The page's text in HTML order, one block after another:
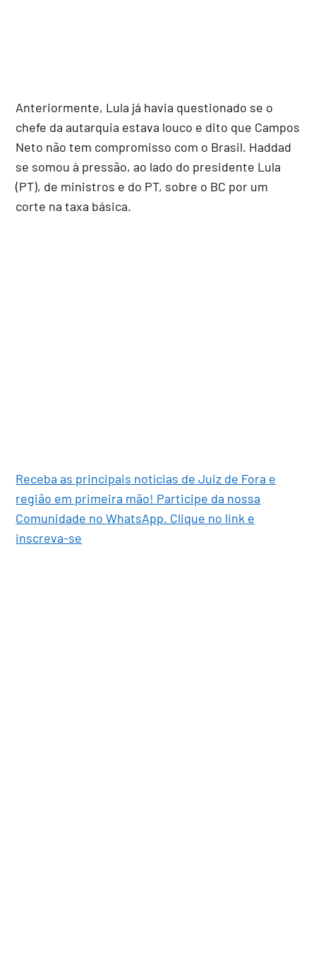
Anteriormente, Lula já havia questionado se o
chefe da autarquia estava louco e dito que Campos
Neto não tem compromisso com o Brasil. Haddad
se somou à pressão, ao lado do presidente Lula
(PT), de ministros e do PT, sobre o BC por um
corte na taxa básica.
Receba as principais notícias de Juiz de Fora e
região em primeira mão! Participe da nossa
Comunidade no WhatsApp. Clique no link e
inscreva-se